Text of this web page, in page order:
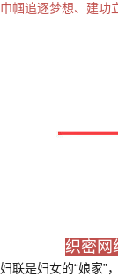
巾帼追逐梦想、建功
织密网
妇联是妇女的“娘家”